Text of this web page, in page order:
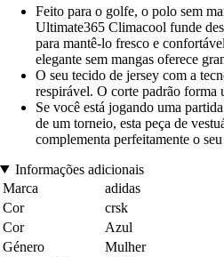
Feito para o golfe, o polo sem
Ultimate365 Climacool funde
para mantê-lo fresco e
elegante sem mangas oferece
O seu tecido de jersey com a
respirável. O corte padrão forma
Se você está jogando uma
de um torneio, esta peça de
complementa perfeitamente o
Informações adicionais
Marca
adidas
Cor
crsk
Cor
Azul
Género
Mulher